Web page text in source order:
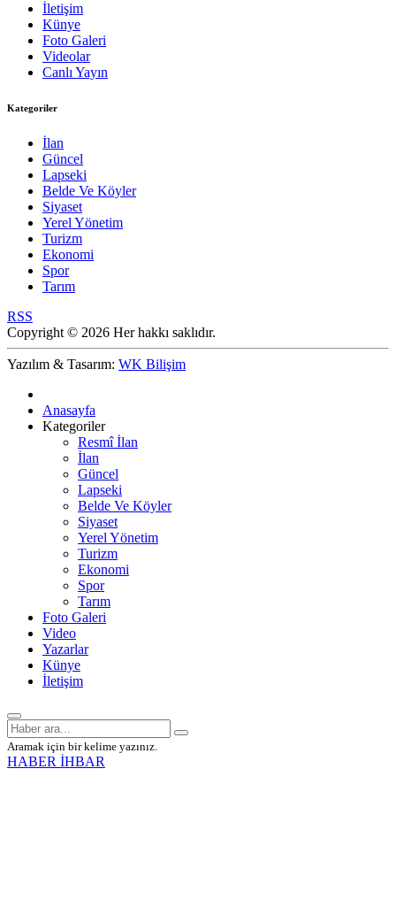
İletişim
Künye
Foto Galeri
Videolar
Canlı Yayın
Kategoriler
İlan
Güncel
Lapseki
Belde Ve Köyler
Siyaset
Yerel Yönetim
Turizm
Ekonomi
Spor
Tarım
RSS
Copyright © 2026 Her hakkı saklıdır.
Yazılım & Tasarım: WK Bilişim
Anasayfa
Kategoriler
Resmî İlan
İlan
Güncel
Lapseki
Belde Ve Köyler
Siyaset
Yerel Yönetim
Turizm
Ekonomi
Spor
Tarım
Foto Galeri
Video
Yazarlar
Künye
İletişim
Aramak için bir kelime yazınız.
HABER İHBAR